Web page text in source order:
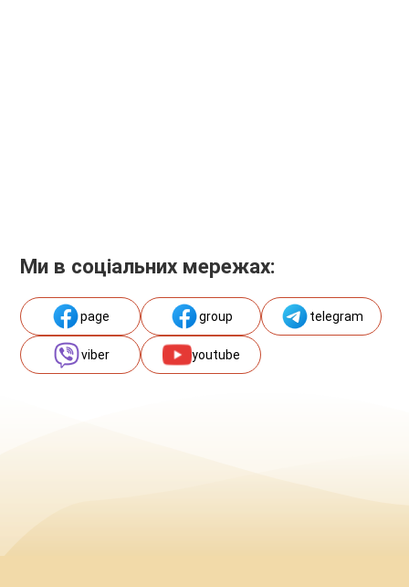
Ми в соціальних мережах:
page group telegram
viber youtube